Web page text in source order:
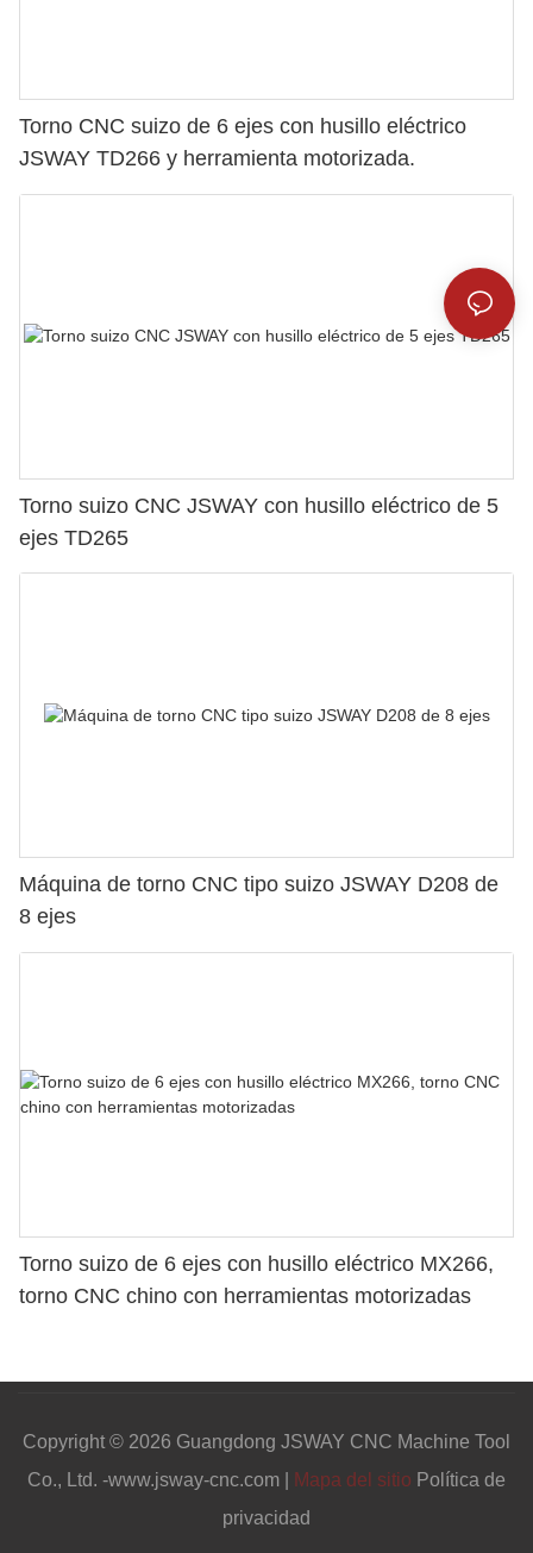
Torno CNC suizo de 6 ejes con husillo eléctrico
JSWAY TD266 y herramienta motorizada.
Torno suizo CNC JSWAY con husillo eléctrico de 5
ejes TD265
Máquina de torno CNC tipo suizo JSWAY D208 de
8 ejes
Torno suizo de 6 ejes con husillo eléctrico MX266,
torno CNC chino con herramientas motorizadas
Copyright © 2026 Guangdong JSWAY CNC Machine Tool
Co., Ltd. -www.jsway-cnc.com |
Mapa del sitio Política de
privacidad